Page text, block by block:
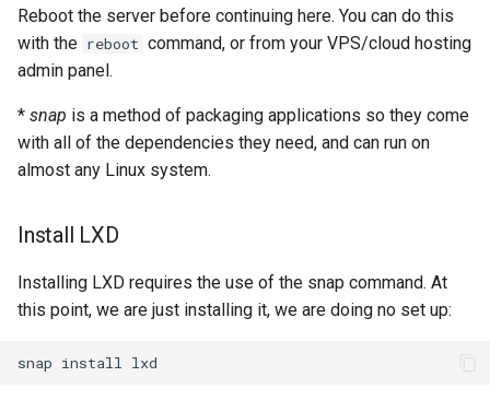
Reboot the server before continuing here. You can do this
with the reboot command, or from your VPS/cloud hosting
admin panel.
* snap is a method of packaging applications so they come
with all of the dependencies they need, and can run on
almost any Linux system.
Install LXD
Installing LXD requires the use of the snap command. At
this point, we are just installing it, we are doing no set up:
snap install